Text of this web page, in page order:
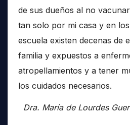
de sus dueños al no
tan solo por mi casa y en
escuela existen decenas de
familia y expuestos a
atropellamientos y a tener
los cuidados necesarios.
Dra. María de Lourdes